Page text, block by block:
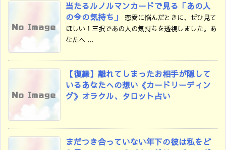
当たるルノルマンカードで見る「あの人
の今の気持ち」
恋愛に悩んだときに、ぜひ見て
ほしい！三択であの人の気持ちを透視しました。あ
なたへ ...
【復縁】離れてしまったお相手が隠して
いるあなたへの想い《カードリーディン
グ》オラクル、タロット占い
まだつき合っていない年下の彼は私をど